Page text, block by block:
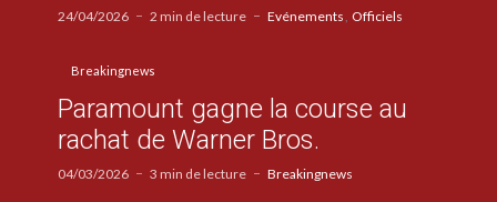
24/04/2026 2 min de lecture Evénements Officiels
Breakingnews
Paramount gagne la course au
rachat de Warner Bros.
04/03/2026 3 min de lecture Breakingnews